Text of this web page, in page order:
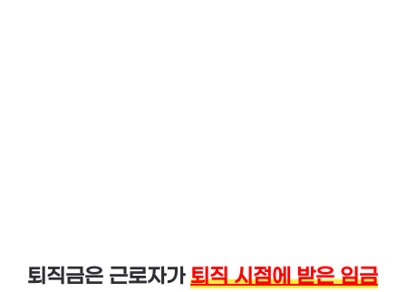
퇴직금은 근로자가퇴직 시점에 받은 임금